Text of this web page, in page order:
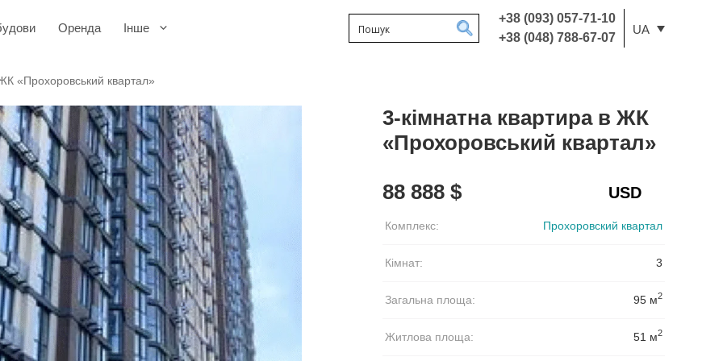
+38 (093) 057-71-10
+38 (048) 788-67-07
UA
Оренда Інше
«Прохоровський квартал»
3-кімнатна квартира в ЖК
«Прохоровський квартал»
88 888 $
Комплекс: Прохоровский квартал
Кімнат: 3
Загальна площа: 95 м2
Житлова площа: 51 м2